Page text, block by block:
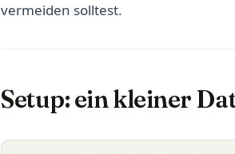
vermeiden solltest.
Setup: ein kleiner